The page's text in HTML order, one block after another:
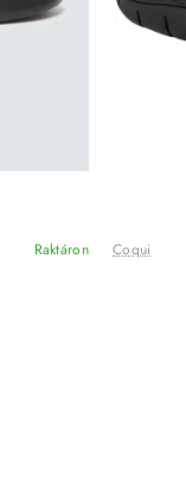
Raktáron Coqui